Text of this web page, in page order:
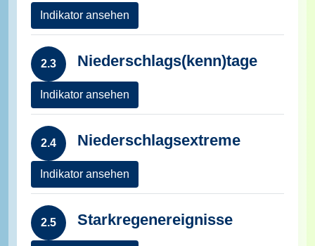
Indikator ansehen
2.3 Niederschlags(kenn)tage
Indikator ansehen
2.4 Niederschlagsextreme
Indikator ansehen
2.5 Starkregenereignisse